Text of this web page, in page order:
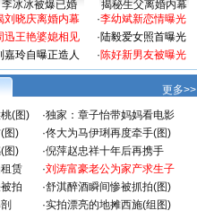
李冰冰被爆已婚
揭秘生父离婚内幕
刘晓庆离婚内幕
迅王艳婆媳相见
嘉玲自曝正造人
·李幼斌新恋情曝光
·陆毅爱女照首曝光
·陈好新男友被曝光
更多>>
(图) ·独家：章子怡带妈妈看电影
图) ·佟大为马伊琍再度牵手(图)
图) ·倪萍赵忠祥十年后再携手
赁 ·刘涛富豪老公为家产求生子
拍 ·舒淇醉酒瞬间惨被抓拍(图)
·实拍漂亮的地摊西施(组图)